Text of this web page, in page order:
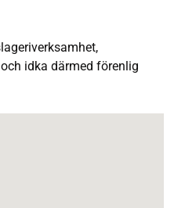
idka därmed förenlig